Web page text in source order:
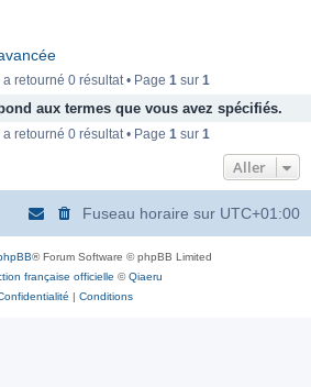
e
retourné 0 résultat • Page 1sur 1
aux termes que vous avez spécifiés.
retourné 0 résultat • Page 1sur 1
Aller
Fuseau horaire sur UTC+01:00
® Forum Software © phpBB Limited
française officielle ©Qiaeru
| Conditions